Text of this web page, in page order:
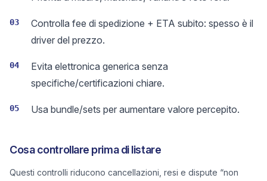
03
Controlla fee di spedizione + ETA subito: spesso è il
driver del prezzo.
04
Evita elettronica generica senza
specifiche/certificazioni chiare.
05 Usa bundle/sets per aumentare valore percepito.
Cosa controllare prima di listare
Questi controlli riducono cancellazioni, resi e dispute “non